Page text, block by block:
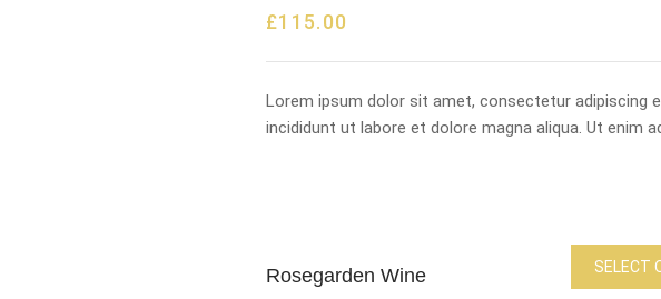
£115.00
Lorem ipsum dolor sit amet, consectetur adipiscing
incididunt ut labore et dolore magna aliqua. Ut enim
Rosegarden Wine SELECT